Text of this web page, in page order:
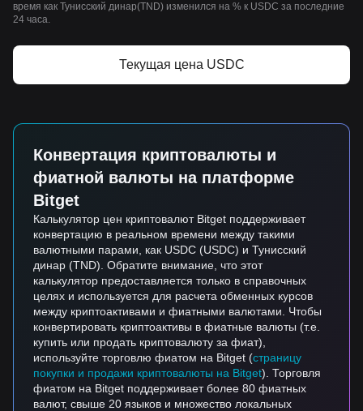
время как Тунисский динар(TND) изменился на % к USDC за последние
24 часа.
Текущая цена USDC
Конвертация криптовалюты и
фиатной валюты на платформе
Bitget
Калькулятор цен криптовалют Bitget поддерживает
конвертацию в реальном времени между такими
валютными парами, как USDC (USDC) и Тунисский
динар (TND). Обратите внимание, что этот
калькулятор предоставляется только в справочных
целях и используется для расчета обменных курсов
между криптоактивами и фиатными валютами. Чтобы
конвертировать криптоактивы в фиатные валюты (т.е.
купить или продать криптовалюту за фиат),
используйте торговлю фиатом на Bitget (страницу
покупки и продажи криптовалюты на Bitget). Торговля
фиатом на Bitget поддерживает более 80 фиатных
валют, свыше 20 языков и множество локальных